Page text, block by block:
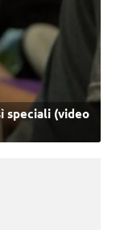
speciali (video